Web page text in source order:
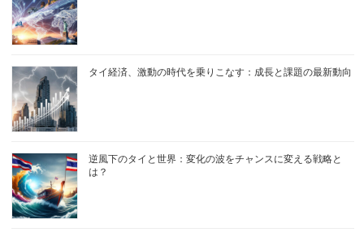
タイ経済、激動の時代を乗りこなす：成長と課題の最新動向
逆風下のタイと世界：変化の波をチャンスに変える戦略と
は？